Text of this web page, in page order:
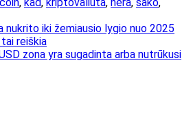
nukrito iki žemiausio lygio nuo 2025
reiškia
zona yra sugadinta arba nutrūkusi